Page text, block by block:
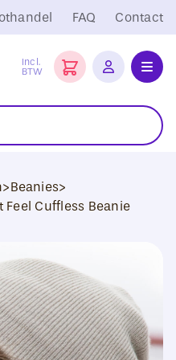
FAQ Contact
Incl.
BTW
>Beanies>
Feel Cuffless Beanie